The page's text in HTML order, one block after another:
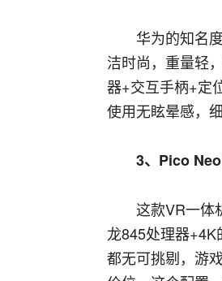
华为的知名
洁时尚，重量轻
器+交互手柄+定
使用无眩晕感，
3、Pico
这款VR一体
龙845处理器
都无可挑剔，游